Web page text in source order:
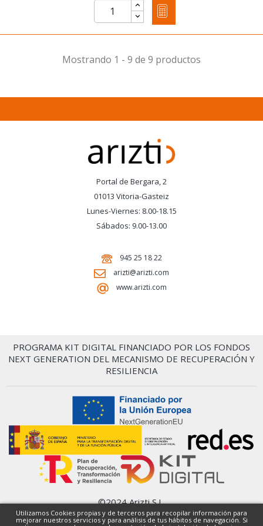
Utilizamos Cookies propias y de terceros para recopilar información para
mejorar nuestros servicios y para análisis de tus hábitos de navegación. Si
Mostrando 1 - 9 de 9 productos
Portal de Bergara, 2
01013 Vitoria-Gasteiz
Lunes-Viernes: 8.00-18.15
Sábados: 9.00-13.00
945 25 18 22
arizti@arizti.com
www.arizti.com
PROGRAMA KIT DIGITAL FINANCIADO POR LOS FONDOS
NEXT GENERATION DEL MECANISMO DE RECUPERACIÓN Y
RESILIENCIA
©2024 Arizti S.L.
Condiciones Generales